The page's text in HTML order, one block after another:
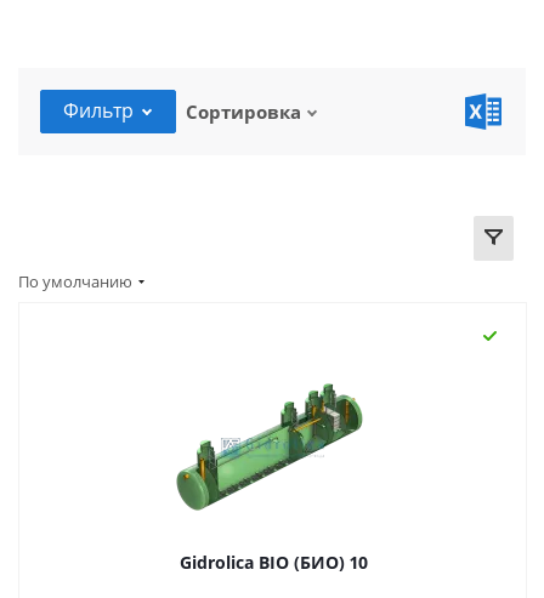
Фильтр Сортировка
По умолчанию
Gidrolica BIO (БИО) 10